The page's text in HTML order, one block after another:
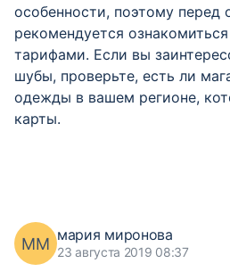
особенности, поэтому перед
рекомендуется
тарифами. Если вы
шубы, проверьте, есть ли
одежды в вашем регионе,
карты.
ММ мария миронова
23 августа 2019 08:37